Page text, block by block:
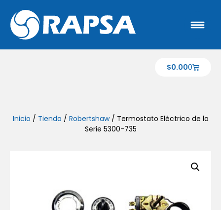
$0.000
Inicio / Tienda / Robertshaw/ Termostato Eléctrico de la
Serie 5300-735